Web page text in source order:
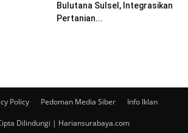
Bulutana Sulsel, Integrasikan
Pertanian...
Policy Pedoman Media Siber Info Iklan
Dilindungi | Hariansurabaya.com